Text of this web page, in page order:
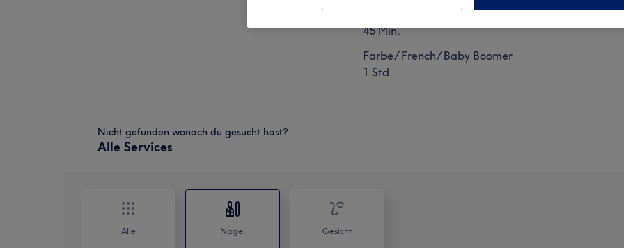
Natur
45 Min.
Farbe/ French/ Baby Boomer
1 Std.
Nicht gefunden wonach du gesucht hast?
Alle Services
Alle Nägel Gesicht